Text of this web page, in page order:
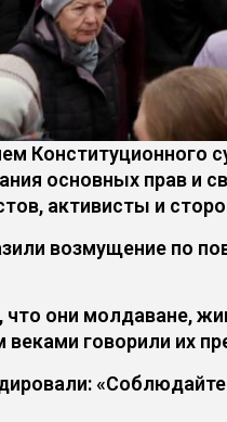
Конституционного
основных прав и
активисты и
возмущение по
что они молдаване,
говорили их